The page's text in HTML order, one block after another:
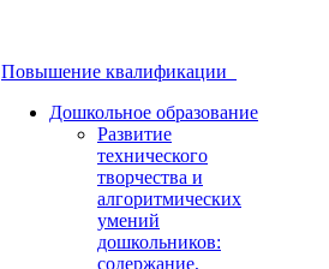
Повышение квалификации
Дошкольное образование
Развитие
технического
творчества и
алгоритмических
умений
дошкольников:
содержание,